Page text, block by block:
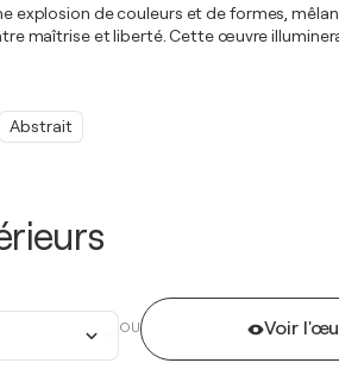
OU Voir
explosion de couleurs et de formes,
maîtrise et liberté. Cette œuvre
Abstrait